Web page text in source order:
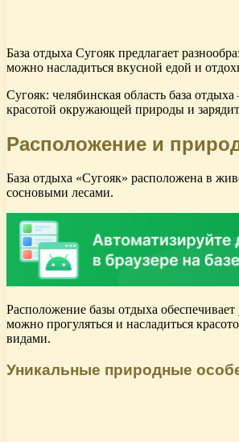
База отдыха Сугояк предлагает
можно насладиться вкусной едой и
Сугояк: челябинская область база
красотой окружающей природы и
Расположение и
База отдыха «Сугояк» расположена в
сосновыми лесами.
Расположение базы отдыха
можно прогуляться и насладиться
видами.
Уникальные природные